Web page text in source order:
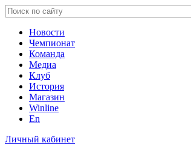
Новости
Чемпионат
Команда
Медиа
Клуб
История
Магазин
Winline
En
Личный кабинет